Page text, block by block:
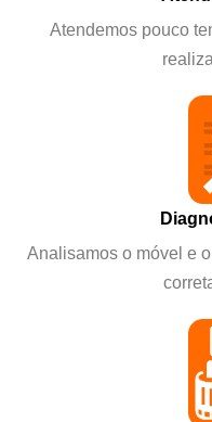
Atendemos pouco
Analisamos o móvel e